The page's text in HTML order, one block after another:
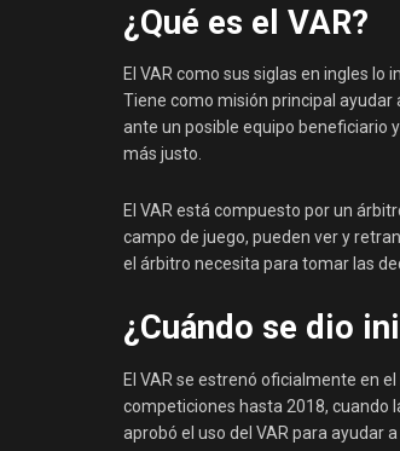
¿Qué es el VAR?
El VAR como sus siglas en ingles lo
Tiene como misión principal
ante un posible equipo beneficiario
más justo.
El VAR está compuesto por un
campo de juego, pueden ver y
el árbitro necesita para tomar las
¿Cuándo se dio
El VAR se estrenó oficialmente en
competiciones hasta 2018, cuando
aprobó el uso del VAR para ayudar